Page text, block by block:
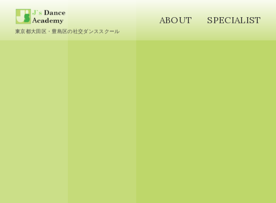
東京都大田区・豊島区の社交ダンススクール
ABOUT SPECIALIST